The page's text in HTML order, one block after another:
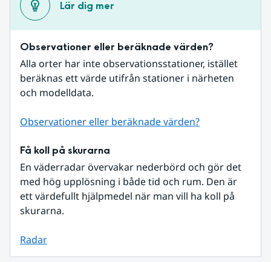
Lär dig mer
Observationer eller beräknade värden?
Alla orter har inte observationsstationer, istället
beräknas ett värde utifrån stationer i närheten
och modelldata.
Observationer eller beräknade värden?
Få koll på skurarna
En väderradar övervakar nederbörd och gör det
med hög upplösning i både tid och rum. Den är
ett värdefullt hjälpmedel när man vill ha koll på
skurarna.
Radar